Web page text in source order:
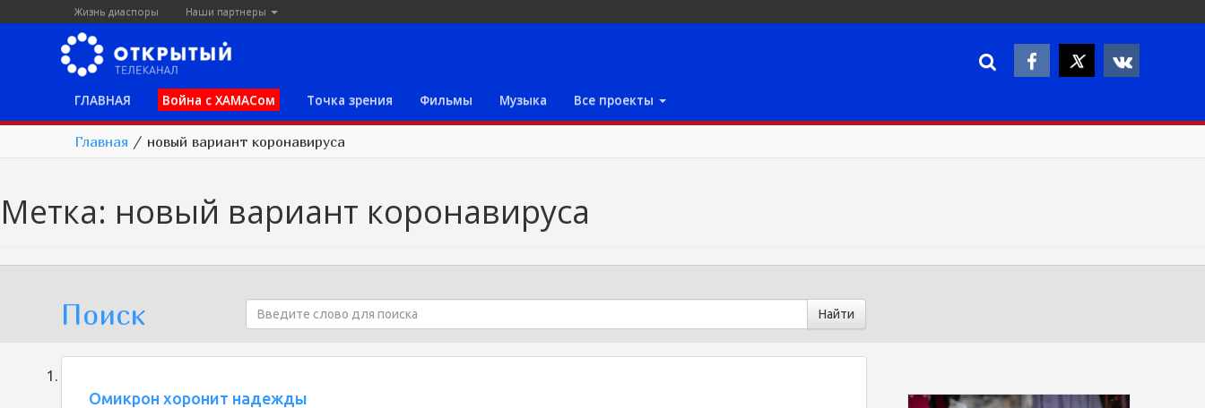
Жизнь диаспоры Наши партнеры
ГЛАВНАЯ Война с ХАМАСом Точка зрения Фильмы Музыка Все проекты
Главная / новый вариант коронавируса
Метка: новый вариант коронавируса
Поиск
Омикрон хоронит надежды